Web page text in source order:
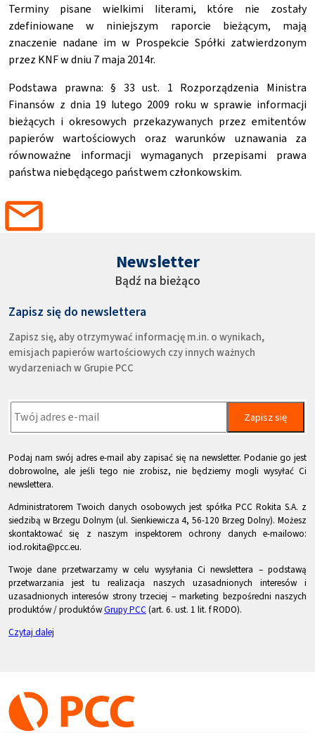
Terminy pisane wielkimi literami, które nie zostały
zdefiniowane w niniejszym raporcie bieżącym, mają
znaczenie nadane im w Prospekcie Spółki zatwierdzonym
przez KNF w dniu 7 maja 2014r.
Podstawa prawna: § 33 ust. 1 Rozporządzenia Ministra
Finansów z dnia 19 lutego 2009 roku w sprawie informacji
bieżących i okresowych przekazywanych przez emitentów
papierów wartościowych oraz warunków uznawania za
równoważne informacji wymaganych przepisami prawa
państwa niebędącego państwem członkowskim.
Newsletter
Bądź na bieżąco
Zapisz się do newslettera
Zapisz się, aby otrzymywać informację m.in. o wynikach,
emisjach papierów wartościowych czy innych ważnych
wydarzeniach w Grupie PCC
Zapisz się
Podaj nam swój adres e-mail aby zapisać się na newsletter. Podanie go jest
dobrowolne, ale jeśli tego nie zrobisz, nie będziemy mogli wysyłać Ci
newslettera.
Administratorem Twoich danych osobowych jest spółka PCC Rokita S.A. z
siedzibą w Brzegu Dolnym (ul. Sienkiewicza 4, 56-120 Brzeg Dolny). Możesz
skontaktować się z naszym inspektorem ochrony danych e-mailowo:
iod.rokita@pcc.eu.
Twoje dane przetwarzamy w celu wysyłania Ci newslettera – podstawą
przetwarzania jest tu realizacja naszych uzasadnionych interesów i
uzasadnionych interesów strony trzeciej – marketing bezpośredni naszych
produktów / produktówGrupy PCC (art. 6. ust. 1 lit. f RODO).
Czytaj dalej